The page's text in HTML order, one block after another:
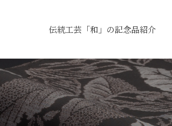
伝統工芸「和」の記念品紹介